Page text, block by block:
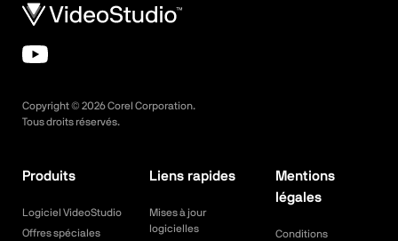
Copyright © 2026Corel Corporation.
Tous droits réservés.
Produits
Logiciel VideoStudio
Offres spéciales
Liens rapides
Mises à jour
logicielles
Mentions
légales
Conditions